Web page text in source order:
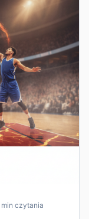
min czytania